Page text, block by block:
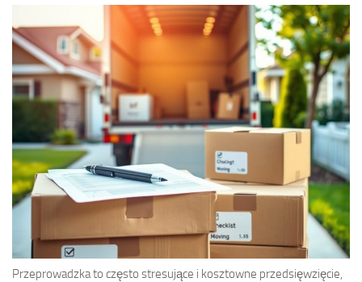
Przeprowadzka to często stresujące i kosztowne przedsięwzięcie,